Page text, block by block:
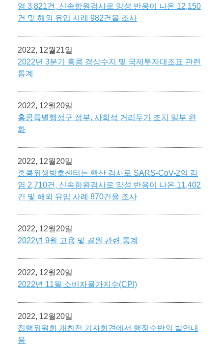
염 3,821건, 신속항원검사로 양성 반응이 나온 12,150
건 및 해외 유입 사례 982건을 조사
2022, 12월21일
2022년 3분기 홍콩 경상수지 및 국제투자대조표 관련
통계
2022, 12월20일
홍콩특별행정구 정부, 사회적 거리두기 조치 일부 완
화
2022, 12월20일
홍콩위생방호센터는 핵산 검사로 SARS-CoV-2의 감
염 2,710건, 신속항원검사로 양성 반응이 나온 11,402
건 및 해외 유입 사례 870건을 조사
2022, 12월20일
2022년 9월 고용 및 결원 관련 통계
2022, 12월20일
2022년 11월 소비자물가지수(CPI)
2022, 12월20일
집행위원회 개최전 기자회견에서 행정수반의 발언내
용